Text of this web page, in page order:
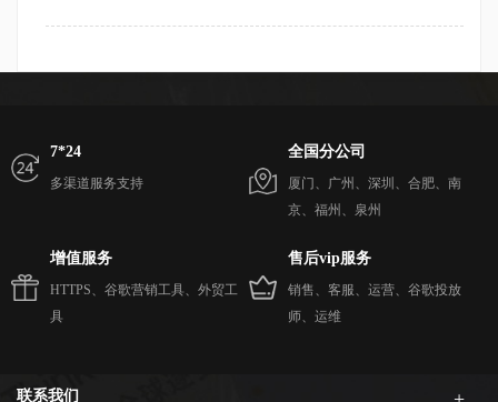
7*24
多渠道服务支持
全国分公司
厦门、广州、深圳、合肥、南
京、福州、泉州
增值服务
HTTPS、谷歌营销工具、外贸工
具
售后vip服务
销售、客服、运营、谷歌投放
师、运维
联系我们